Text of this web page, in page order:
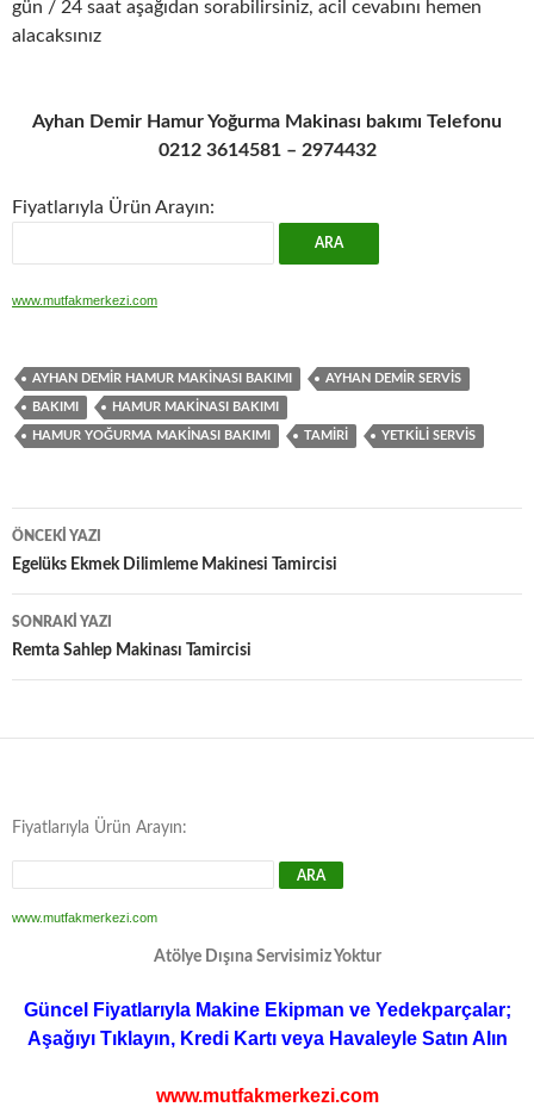
gün / 24 saat aşağıdan sorabilirsiniz, acil cevabını hemen
alacaksınız
Ayhan Demir Hamur Yoğurma Makinası bakımı Telefonu
0212 3614581 – 2974432
Fiyatlarıyla Ürün Arayın:
www.mutfakmerkezi.com
AYHAN DEMIR HAMUR MAKINASI BAKIMI AYHAN DEMIR SERVIS
BAKIMI HAMUR MAKINASI BAKIMI
HAMUR YOĞURMA MAKINASI BAKIMI TAMIRI YETKILI SERVIS
Yazı
dolaşımı
ÖNCEKI YAZI
Egelüks Ekmek Dilimleme Makinesi Tamircisi
SONRAKI YAZI
Remta Sahlep Makinası Tamircisi
Fiyatlarıyla Ürün Arayın:
www.mutfakmerkezi.com
Atölye Dışına Servisimiz Yoktur
Güncel Fiyatlarıyla Makine Ekipman ve Yedekparçalar;
Aşağıyı Tıklayın, Kredi Kartı veya Havaleyle Satın Alın
www.mutfakmerkezi.com